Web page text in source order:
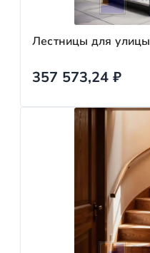
Лестницы для улицы
357 573,24 ₽